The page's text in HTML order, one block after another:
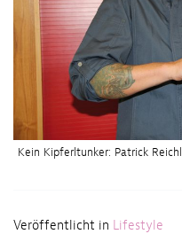
Kein Kipferltunker: Patrick Reichl
Veröffentlicht in Lifestyle